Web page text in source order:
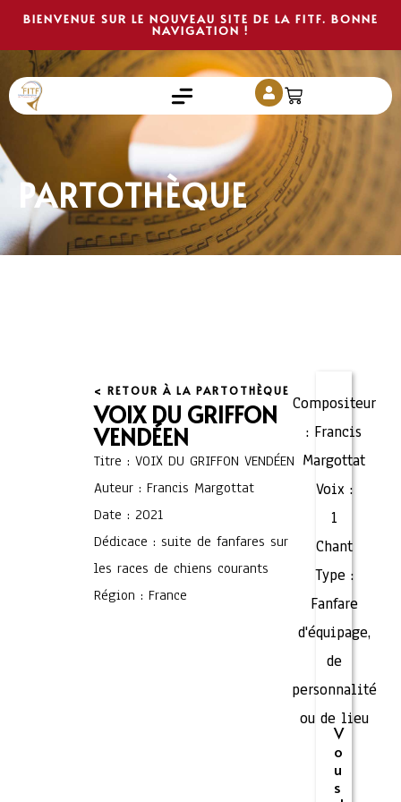
BIENVENUE SUR LE NOUVEAU SITE DE LA FITF. BONNE
NAVIGATION !
PARTOTHÈQUE
< RETOUR À LA PARTOTHÈQUE
VOIX DU GRIFFON
VENDÉEN
Titre : VOIX DU GRIFFON VENDÉEN
Auteur : Francis Margottat
Date : 2021
Dédicace : suite de fanfares sur
les races de chiens courants
Région : France
Compositeur
: Francis
Margottat
Voix :
1
Chant
Type :
Fanfare
d'équipage,
de
personnalité
ou de lieu
V
o
u
s